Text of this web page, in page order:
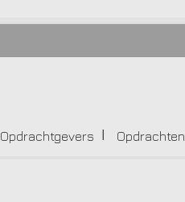
Opdrachtgevers Opdrachten